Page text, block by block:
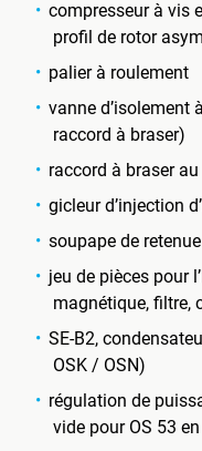
compresseur à vis
profil de rotor
palier à roulement
vanne d’isolement
raccord à braser)
raccord à braser
gicleur d’injection
soupape de
jeu de pièces pour
magnétique, filtre,
SE-B2,
OSK / OSN)
régulation de
vide pour OS 53